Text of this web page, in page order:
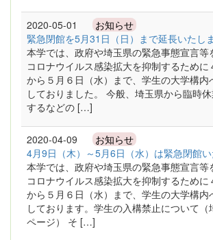
2020-05-01 お知らせ
緊急閉館を5月31日（日）まで延長いたし
本学では、政府や埼玉県の緊急事態宣言等
コロナウイルス感染拡大を抑制するために
から５月６日（水）まで、学生の大学構内
しておりました。 今般、埼玉県から臨時
するなどの […]
2020-04-09 お知らせ
4月9日（木）～5月6日（水）は緊急閉館
本学では、政府や埼玉県の緊急事態宣言等
コロナウイルス感染拡大を抑制するために
から５月６日（水）まで、学生の大学構内
しております。学生の入構禁止について（
ページ） そ […]